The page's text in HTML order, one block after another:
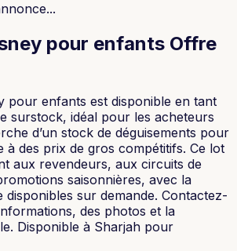
pour enfants Offre
pour enfants est disponible en tant
surstock, idéal pour les acheteurs
d’un stock de déguisements pour
à des prix de gros compétitifs. Ce lot
aux revendeurs, aux circuits de
saisonnières, avec la
disponibles sur demande. Contactez-
des photos et la
Disponible à Sharjah pour